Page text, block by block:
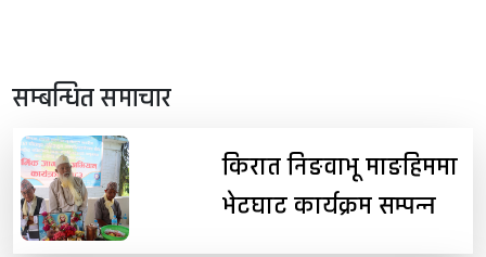
सम्बन्धित समाचार
किरात निङवाभू माङहिममा
भेटघाट कार्यक्रम सम्पन्न